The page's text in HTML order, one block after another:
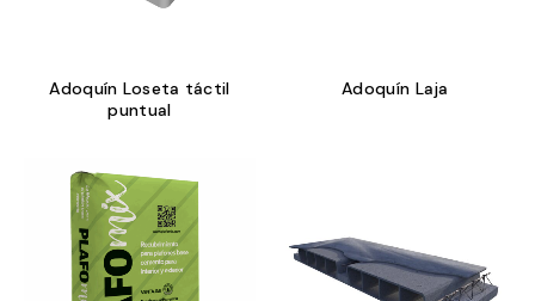
Adoquín Loseta táctil
puntual
Adoquín Laja